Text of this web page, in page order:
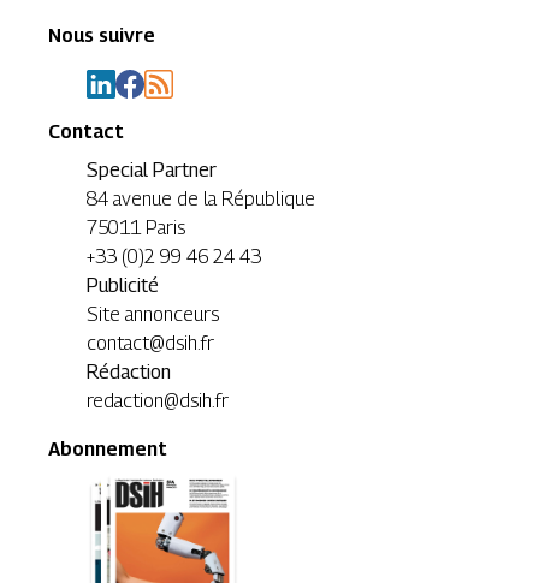
Nous suivre
Contact
Special Partner
84 avenue de la République
75011 Paris
+33 (0)2 99 46 24 43
Publicité
Site annonceurs
contact@dsih.fr
Rédaction
redaction@dsih.fr
Abonnement